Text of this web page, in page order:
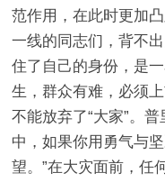
范作用，在此时更加
一线的同志们，背不
住了自己的身份，是
生，群众有难，必须
不能放弃了“大家”。
中，如果你用勇气与
望。”在大灾面前，任